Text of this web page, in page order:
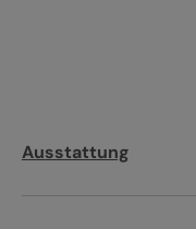
Ausstattung